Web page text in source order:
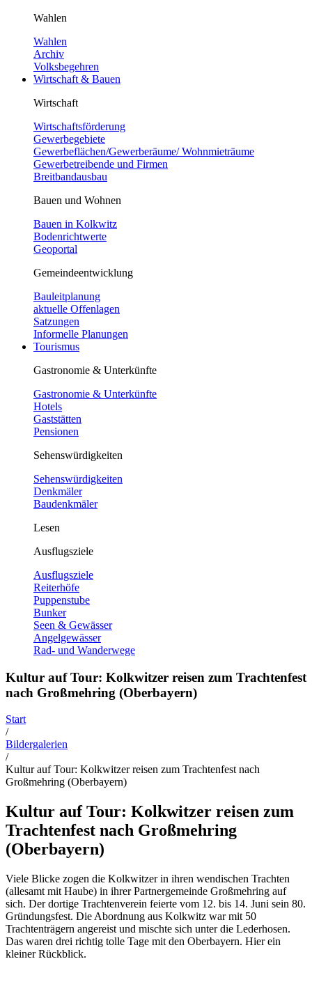
Wahlen
Wahlen
Archiv
Volksbegehren
Wirtschaft & Bauen
Wirtschaft
Wirtschaftsförderung
Gewerbegebiete
Gewerbeflächen/Gewerberäume/ Wohnmieträume
Gewerbetreibende und Firmen
Breitbandausbau
Bauen und Wohnen
Bauen in Kolkwitz
Bodenrichtwerte
Geoportal
Gemeindeentwicklung
Bauleitplanung
aktuelle Offenlagen
Satzungen
Informelle Planungen
Tourismus
Gastronomie & Unterkünfte
Gastronomie & Unterkünfte
Hotels
Gaststätten
Pensionen
Sehenswürdigkeiten
Sehenswürdigkeiten
Denkmäler
Baudenkmäler
Lesen
Ausflugsziele
Ausflugsziele
Reiterhöfe
Puppenstube
Bunker
Seen & Gewässer
Angelgewässer
Rad- und Wanderwege
Kultur auf Tour: Kolkwitzer reisen zum Trachtenfest
nach Großmehring (Oberbayern)
Start
/
Bildergalerien
/
Kultur auf Tour: Kolkwitzer reisen zum Trachtenfest nach
Großmehring (Oberbayern)
Kultur auf Tour: Kolkwitzer reisen zum
Trachtenfest nach Großmehring
(Oberbayern)
Viele Blicke zogen die Kolkwitzer in ihren wendischen Trachten
(allesamt mit Haube) in ihrer Partnergemeinde Großmehring auf
sich. Der dortige Trachtenverein feierte vom 12. bis 14. Juni sein 80.
Gründungsfest. Die Abordnung aus Kolkwitz war mit 50
Trachtenträgern angereist und mischte sich unter die Lederhosen.
Das waren drei richtig tolle Tage mit den Oberbayern. Hier ein
kleiner Rückblick.